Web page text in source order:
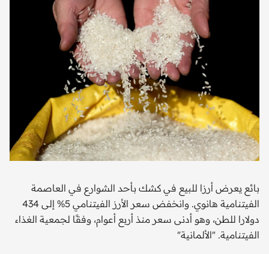
بائع يعرض أرزا للبيع في كشك بأحد الشوارع في العاصمة
الفيتنامية هانوي. وانخفض سعر الأرز الفيتنامي 5% إلى 434
دولارا للطن، وهو أدنى سعر منذ أربع أعوام، وفقًا لجمعية الغذاء
الفيتنامية. "الألمانية"